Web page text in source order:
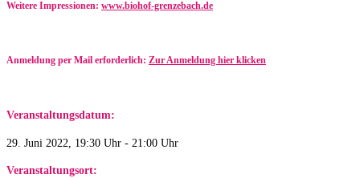
Weitere Impressionen: www.biohof-grenzebach.de
Anmeldung per Mail erforderlich: Zur Anmeldung hier klicken
Veranstaltungsdatum:
29. Juni 2022, 19:30 Uhr - 21:00 Uhr
Veranstaltungsort: